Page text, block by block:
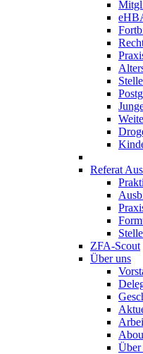
Referat
ZFA-Scout
Über uns
Über